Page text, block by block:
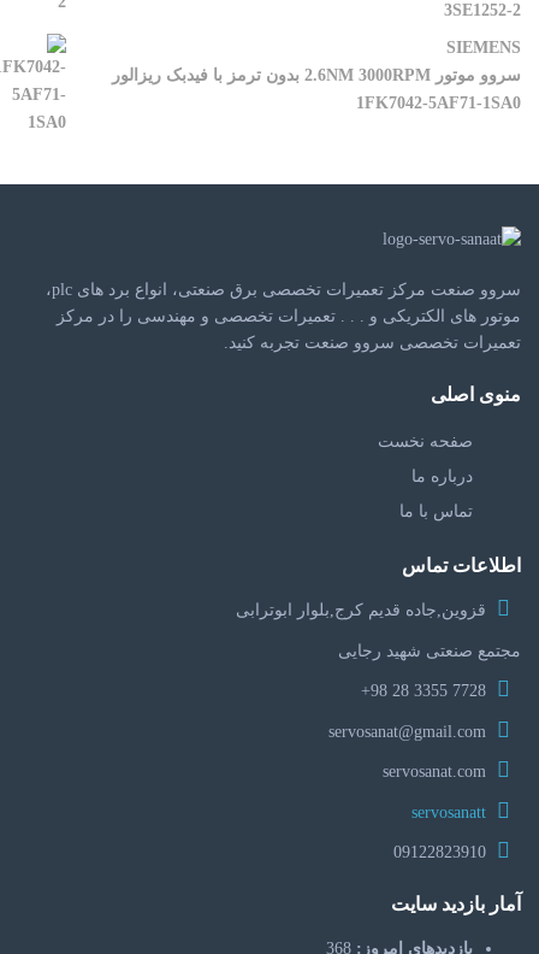
3SE1252-2
SIEMENS
سروو موتور 2.6NM 3000RPM بدون ترمز با فیدبک ریزالور
1FK7042-5AF71-1SA0
سروو صنعت مرکز تعمیرات تخصصی برق صنعتی، انواع برد های plc،
موتور های الکتریکی و . . . تعمیرات تخصصی و مهندسی را در مرکز
تعمیرات تخصصی سروو صنعت تجربه کنید.
منوی اصلی
صفحه نخست
درباره ما
تماس با ما
اطلاعات تماس
قزوین,جاده قدیم کرج,بلوار ابوترابی
مجتمع صنعتی شهید رجایی
آمار بازدید سایت
بازدیدهای امروز: 368